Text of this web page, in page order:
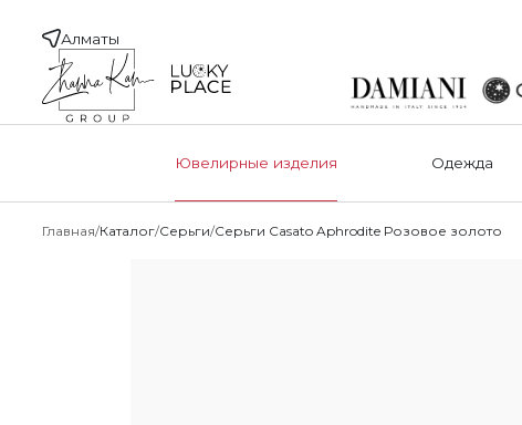
Алматы
Ювелирные изделия Одежда
Главная Каталог Серьги Серьги Casato Aphrodite Розовое золото